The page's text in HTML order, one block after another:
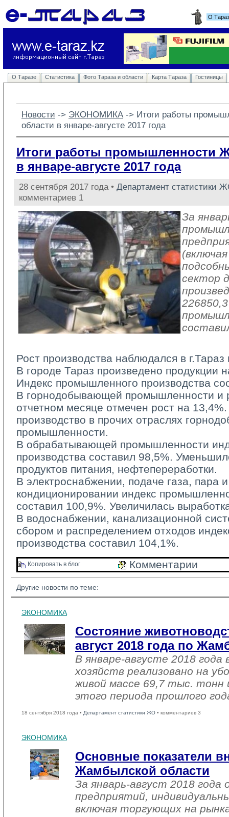
О
О Таразе Статистика Фото Тараза и области Карта Тараза Гостиницы
Новости -> ЭКОНОМИКА -> Итоги работы
области в январе-августе 2017 года
Итоги работы промышленности
в январе-августе 2017 года
28 сентября 2017 года • Департамент статистики
комментариев 1
За
сектор
Рост производства наблюдался в
В городе Тараз произведено продукции
Индекс промышленного производства
В горнодобывающей промышленности и
отчетном месяце отмечен рост на
производство в прочих отраслях
промышленности.
В обрабатывающей промышленности
производства составил 98,5%.
продуктов питания, нефтепереработки.
В электроснабжении, подаче газа, пара
кондиционировании индекс
составил 100,9%. Увеличилась
В водоснабжении, канализационной
сбором и распределением отходов
производства составил 104,1%.
Копировать в блог Комментарии
Другие новости по теме:
ЭКОНОМИКА
Состояние
август 2018 года по
В январе-августе 2018 года
хозяйств реализовано на
живой массе 69,7 тыс. тонн
этого периода прошлого
18 сентября 2018 года • Департамент статистики ЖО • комментариев 3
ЭКОНОМИКА
Основные показатели
Жамбылской области
За январь-август 2018
предприятий,
включая торгующих на